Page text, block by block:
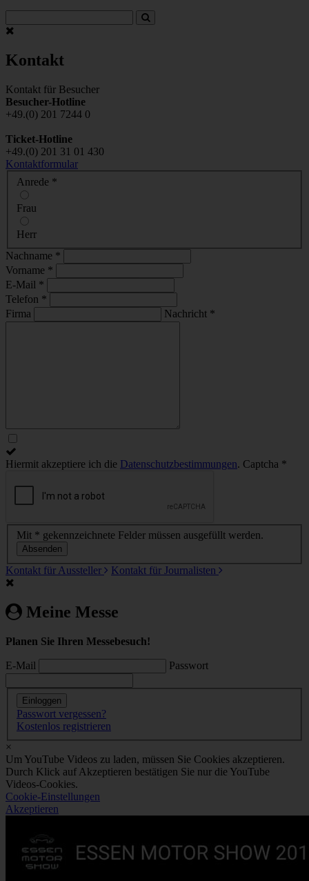
Kontakt
Kontakt für Besucher
Besucher-Hotline
+49.(0) 201 7244 0
Ticket-Hotline
+49.(0) 201 31 01 430
Kontaktformular
Anrede *
Frau
Herr
Nachname *
Vorname *
E-Mail *
Telefon *
Firma
Nachricht *
Hiermit akzeptiere ich die Datenschutzbestimmungen. Captcha *
Mit * gekennzeichnete Felder müssen ausgefüllt werden.
Absenden
Kontakt für Aussteller Kontakt für Journalisten
Meine Messe
Planen Sie Ihren Messebesuch!
E-Mail Passwort
Einloggen
Passwort vergessen?
Kostenlos registrieren
×
Um YouTube Videos zu laden, müssen Sie Cookies akzeptieren.
Durch Klick auf Akzeptieren bestätigen Sie nur die YouTube
Videos-Cookies.
Cookie-Einstellungen
Akzeptieren